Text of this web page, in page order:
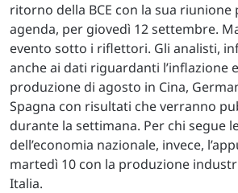
ritorno della BCE con la sua riunione
agenda, per giovedì 12 settembre.
evento sotto i riflettori. Gli analisti,
anche ai dati riguardanti l’inflazione
produzione di agosto in Cina,
Spagna con risultati che verranno
durante la settimana. Per chi segue
dell’economia nazionale, invece,
martedì 10 con la produzione
Italia.